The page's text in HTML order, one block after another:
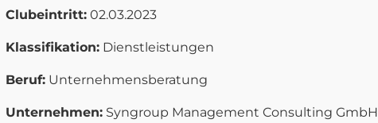
Clubeintritt: 02.03.2023
Klassifikation: Dienstleistungen
Beruf: Unternehmensberatung
Unternehmen: Syngroup Management Consulting GmbH